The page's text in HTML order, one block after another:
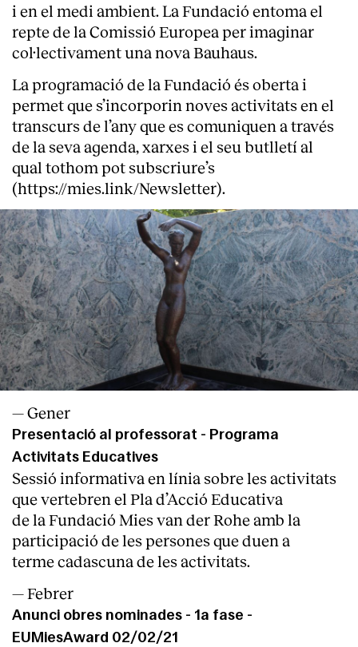
i en el medi ambient. La Fundació entoma el
repte de la Comissió Europea per imaginar
col·lectivament una nova Bauhaus.
La programació de la Fundació és oberta i
permet que s’incorporin noves activitats en el
transcurs de l’any que es comuniquen a través
de la seva agenda, xarxes i el seu butlletí al
qual tothom pot subscriure’s
(https://mies.link/Newsletter).
— Gener
Presentació al professorat - Programa
Activitats Educatives
Sessió informativa en línia sobre les activitats
que vertebren el Pla d’Acció Educativa
de la Fundació Mies van der Rohe amb la
participació de les persones que duen a
terme cadascuna de les activitats.
— Febrer
Anunci obres nominades - 1a fase -
EUMiesAward 02/02/21